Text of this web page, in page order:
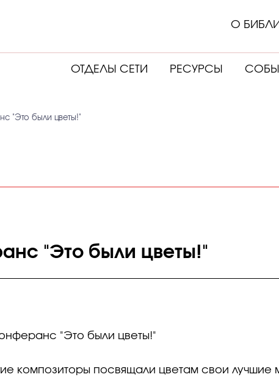
О
ОТДЕЛЫ СЕТИ РЕСУРСЫ
"Это были цветы!"
"Это были цветы!"
"Это были цветы!"
композиторы посвящали цветам свои лучшие